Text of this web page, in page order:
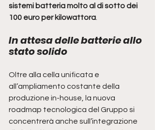
sistemi batteria molto al di sotto dei
100 euro per kilowattora.
In attesa delle batterie allo
stato solido
Oltre alla cella unificata e
all’ampliamento costante della
produzione in-house, la nuova
roadmap tecnologica del Gruppo si
concentrerà anche sull’integrazione